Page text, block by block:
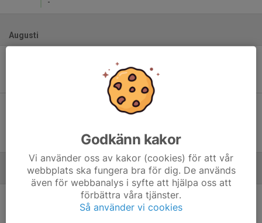
Augusti
Älvevi 3 7M7 Konstgräs
Stenkullen GoIK - Ytterby IS P2016 Röd Ytterby IS
September
Masthuggets BK Blå - Stenkullen GoIK
Karl Johans Torg 12
Godkänn kakor
Vi använder oss av kakor (cookies) för att vår
webbplats ska fungera bra för dig. De används
även för webbanalys i syfte att hjälpa oss att
förbättra våra tjänster.
Så använder vi cookies